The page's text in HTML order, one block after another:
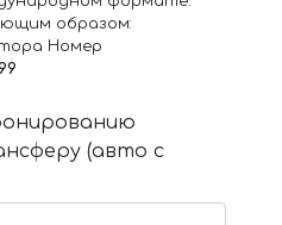
образом:
Номер
(авто с